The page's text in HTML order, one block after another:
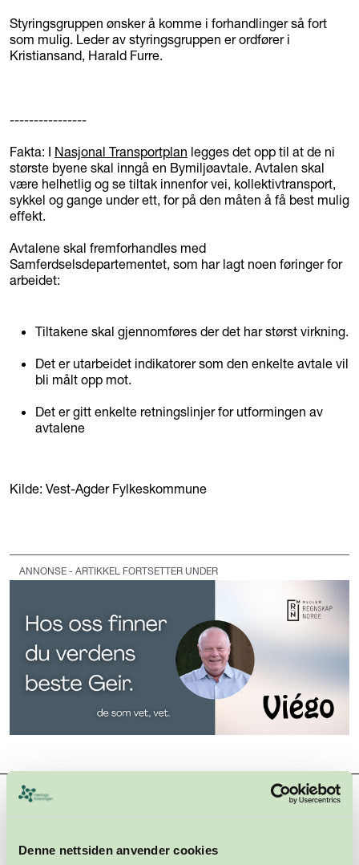
Denne nettsiden anvender cookies
Styringsgruppen ønsker å komme i forhandlinger så fort
som mulig. Leder av styringsgruppen er ordfører i
Kristiansand, Harald Furre.
----------------
Fakta: I Nasjonal Transportplan legges det opp til at de ni
største byene skal inngå en Bymiljøavtale. Avtalen skal
være helhetlig og se tiltak innenfor vei, kollektivtransport,
sykkel og gange under ett, for på den måten å få best mulig
effekt.
Avtalene skal fremforhandles med
Samferdselsdepartementet, som har lagt noen føringer for
arbeidet:
Tiltakene skal gjennomføres der det har størst virkning.
Det er utarbeidet indikatorer som den enkelte avtale vil
bli målt opp mot.
Det er gitt enkelte retningslinjer for utformingen av
avtalene
Kilde: Vest-Agder Fylkeskommune
ANNONSE - ARTIKKEL FORTSETTER UNDER
Hovedsamarbeidspartnere